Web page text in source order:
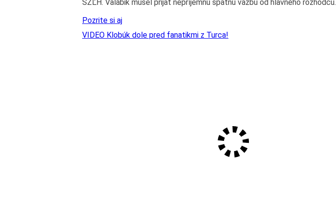
SZĽH. Valábik musel prijať nepríjemnú spätnú väzbu od hlavného rozhodcu.
Pozrite si aj
VIDEO Klobúk dole pred fanatikmi z Turca!